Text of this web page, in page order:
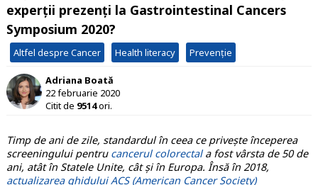
experții prezenți la Gastrointestinal Cancers
Symposium 2020?
Altfel despre Cancer Health literacy Prevenție
Adriana Boată
22 februarie 2020
Citit de 9514ori.
Timp de ani de zile, standardul în ceea ce privește începerea
screeningului pentru cancerul colorectala fost vârsta de 50 de
ani, atât în Statele Unite, cât și în Europa. Însă în 2018,
actualizarea ghidului ACS (American Cancer Society)